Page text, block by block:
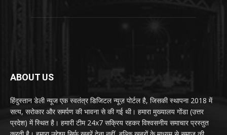
ABOUT US
हिंदुस्तान डेली न्यूज एक स्वतंत्र डिजिटल न्यूज़ पोर्टल है, जिसकी स्थापना 2018 में
सत्य, सरोकार और समर्पण की भावना से की गई थी। हमारा मुख्यालय गोंडा (उत्तर
प्रदेश) में स्थित है। हमारी टीम 24x7 सक्रिय रहकर विश्वसनीय समाचार प्रस्तुत